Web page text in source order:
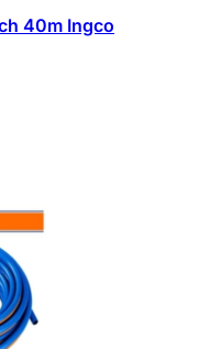
40m Ingco